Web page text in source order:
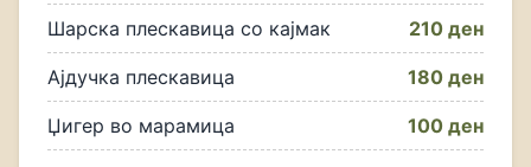
Шарска плескавица со кајмак 210 ден
Ајдучка плескавица 180 ден
Џигер во марамица 100 ден